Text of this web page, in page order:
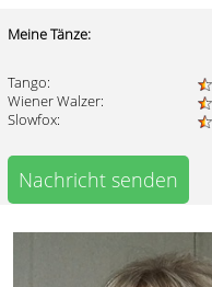
Meine Tänze:
Tango:
Wiener Walzer:
Slowfox:
Nachricht senden